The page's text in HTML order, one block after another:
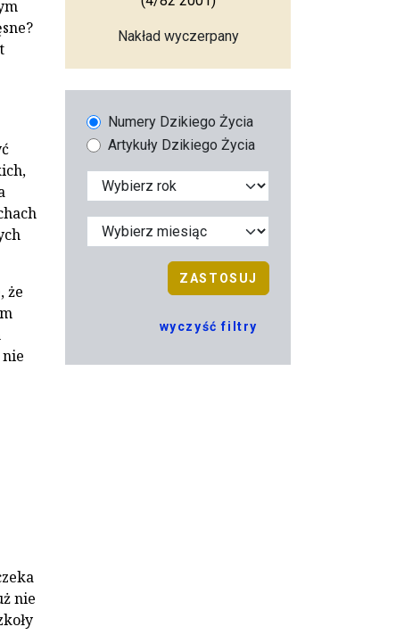
że
nie
Nakład wyczerpany
Numery Dzikiego Życia
Artykuły Dzikiego Życia
ZASTOSUJ
wyczyść filtry